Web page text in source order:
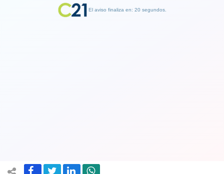
El aviso finaliza en: 19 segundos.